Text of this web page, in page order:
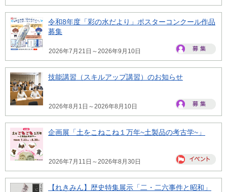
令和8年度「彩の水だより」ポスターコンクール作品
募集
2026年7月21日～2026年9月10日
技能講習（スキルアップ講習）のお知らせ
2026年8月1日～2026年8月10日
企画展「土をこねこね１万年~土製品の考古学~」
2026年7月11日～2026年8月30日
【れきみん】歴史特集展示「二・二六事件と昭和」